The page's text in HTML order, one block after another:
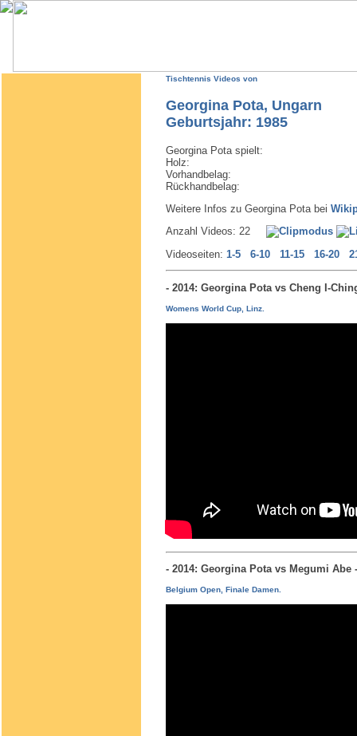
Tischtennis Videos von
Georgina Pota, Ungarn
Geburtsjahr: 1985
Georgina Pota spielt:
Holz:
Vorhandbelag:
Rückhandbelag:
Weitere Infos zu Georgina Pota bei
Anzahl Videos: 22
Videoseiten: 1-5 6-10 11-15 16-20
- 2014: Georgina Pota vs Cheng I-
Womens World Cup, Linz.
- 2014: Georgina Pota vs Megumi
Belgium Open, Finale Damen.